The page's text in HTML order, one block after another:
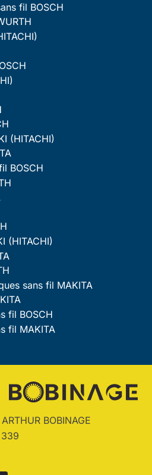
fil BOSCH
(HITACHI)
BOSCH
(HITACHI)
sans fil MAKITA
fil BOSCH
fil MAKITA
BOBINAGE